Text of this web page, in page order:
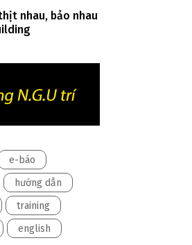
nhau, bảo nhau
e-báo
hướng dẫn
training
english